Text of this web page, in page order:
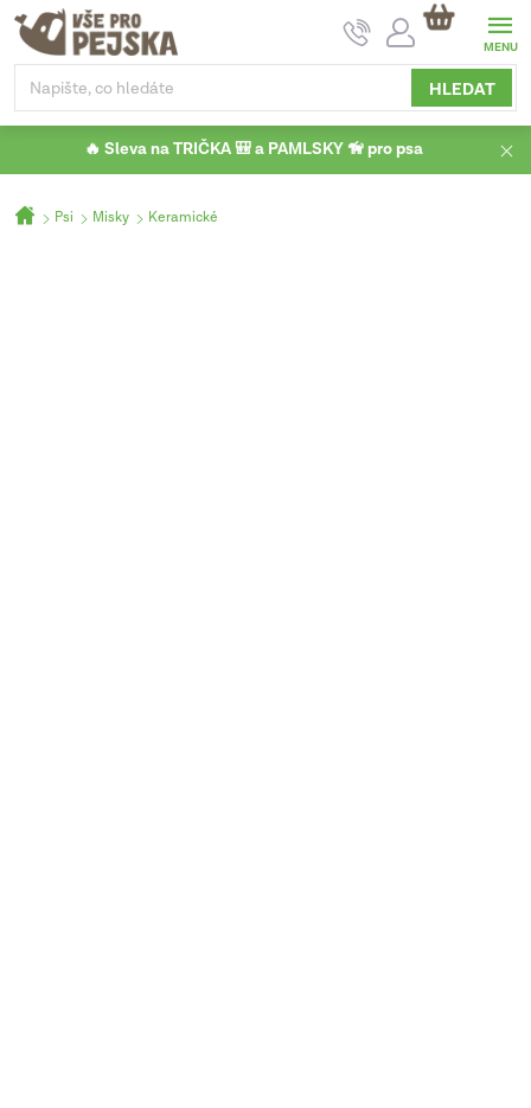
Přejít
obsah
HLEDAT
NÁKUPNÍ
KOŠÍK
🔥 Sleva na TRIČKA 🎒 a PAMLSKY 🦮 pro psa
Domů
Psi Misky Keramické